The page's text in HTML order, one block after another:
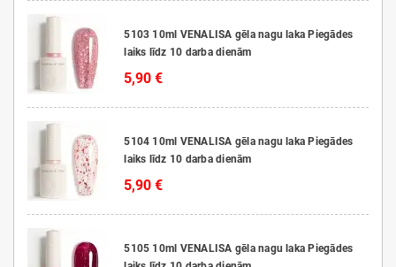
5103 10ml VENALISA gēla nagu laka Piegādes
laiks līdz 10 darba dienām
5,90 €
5104 10ml VENALISA gēla nagu laka Piegādes
laiks līdz 10 darba dienām
5,90 €
5105 10ml VENALISA gēla nagu laka Piegādes